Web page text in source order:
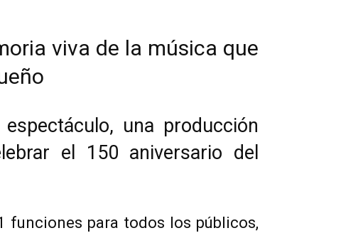
viva de la música que
una producción
el 150 aniversario del
funciones para todos los públicos,